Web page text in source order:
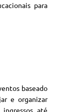
para
baseado
e organizar
até